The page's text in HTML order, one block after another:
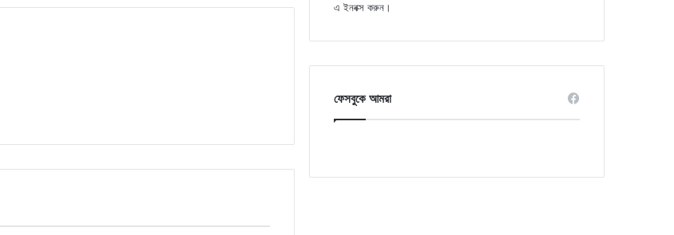
এ ইনবক্স করুন।
ফেসবুকে আমরা